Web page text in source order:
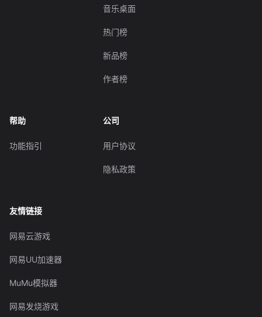
音乐桌面
热门榜
新品榜
作者榜
帮助
功能指引
公司
用户协议
隐私政策
友情链接
网易云游戏
网易UU加速器
MuMu模拟器
网易发烧游戏